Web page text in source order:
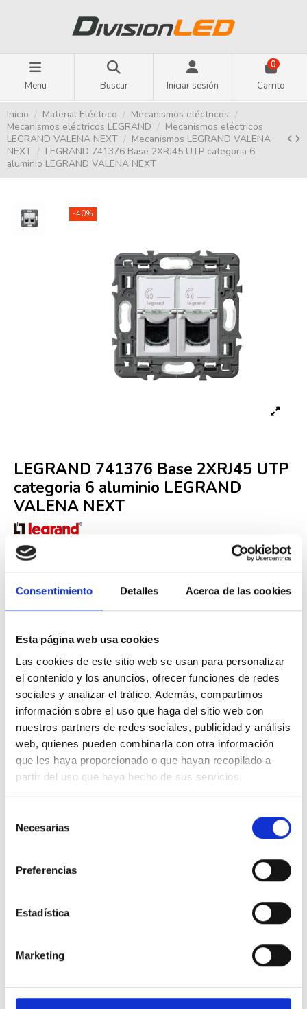
Consentimiento Detalles Acerca de las cookies
Esta página web usa cookies
Las cookies de este sitio web se usan para personalizar
el contenido y los anuncios, ofrecer funciones de redes
sociales y analizar el tráfico. Además, compartimos
información sobre el uso que haga del sitio web con
nuestros partners de redes sociales, publicidad y análisis
web, quienes pueden combinarla con otra información
que les haya proporcionado o que hayan recopilado a
partir del uso que haya hecho de sus servicios.
Necesarias
Preferencias
Estadística
Marketing
Menu Buscar Iniciar sesión
0
Carrito
Inicio Material Eléctrico
Mecanismos eléctricos
Mecanismos eléctricos LEGRAND
Mecanismos eléctricos
LEGRAND VALENA NEXT
Mecanismos LEGRAND VALENA
NEXT
LEGRAND 741376 Base 2XRJ45 UTP categoria 6
aluminio LEGRAND VALENA NEXT
-40%
LEGRAND 741376 Base 2XRJ45 UTP
categoria 6 aluminio LEGRAND
VALENA NEXT
Referencia
29,01 €48,35 € -40%
Descripción
Base informática RJ-45 Valena Next - Cat.6 - UTP doble, conexión rápida
Toolless, aluminio. Las bases para datos Valena Next se suministran con
placas de cubierta para equipar con pletinas embellecedoras, montaje
herramientas. Contactos marcados con doble código de colores.